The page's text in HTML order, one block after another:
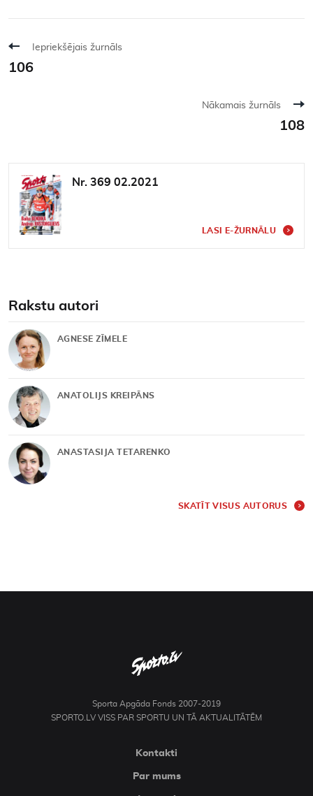
Iepriekšējais žurnāls
106
Nākamais žurnāls
108
Nr. 369 02.2021
LASI E-ŽURNĀLU
Rakstu autori
AGNESE ZĪMELE
ANATOLIJS KREIPĀNS
ANASTASIJA TETARENKO
SKATĪT VISUS AUTORUS
Sporta Apgāda Fonds 2007-2019
SPORTO.LV VISS PAR SPORTU UN TĀ AKTUALITĀTĒM
Kontakti
Par mums